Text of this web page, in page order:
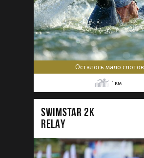
Осталось мало слотов
1 км
SWIMSTAR 2K
RELAY